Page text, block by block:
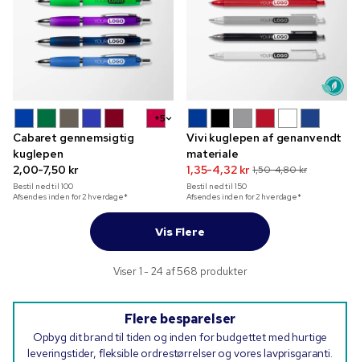
+5
Cabaret gennemsigtig
kuglepen
2,00-7,50 kr
Bestil ned til 100
Afsendes inden for 2 hverdage*
Vivi kuglepen af genanvendt
materiale
1,35-4,32 kr 1,50-4,80 kr
Bestil ned til 150
Afsendes inden for 2 hverdage*
Vis Flere
Viser 1 - 24 af 568 produkter
Flere besparelser
Opbyg dit brand til tiden og inden for budgettet med hurtige
leveringstider, fleksible ordrestørrelser og vores lavprisgaranti.